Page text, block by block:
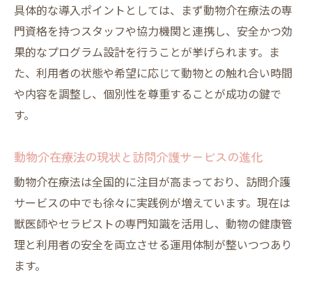
訪問介護で癒やしを生む専門職主導の動物
介在療法
訪問介護スタッフの教育と動物介在療法の
関係性
動物介在療法が訪問介護にもたらすメリット
ット紹介
理由
訪問介護現場の課題に応える動物介在療法
の役割
具体的な導入ポイントとしては、まず動物介在療法の専
門資格を持つスタッフや協力機関と連携し、安全かつ効
果的なプログラム設計を行うことが挙げられます。ま
た、利用者の状態や希望に応じて動物との触れ合い時間
や内容を調整し、個別性を尊重することが成功の鍵で
す。
動物介在療法の現状と訪問介護サービスの進化
動物介在療法は全国的に注目が高まっており、訪問介護
サービスの中でも徐々に実践例が増えています。現在は
獣医師やセラピストの専門知識を活用し、動物の健康管
理と利用者の安全を両立させる運用体制が整いつつあり
ます。